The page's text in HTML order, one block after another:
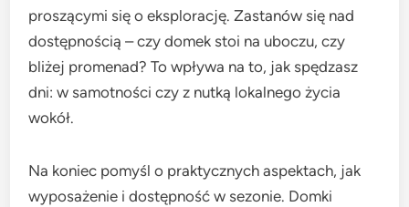
proszącymi się o eksplorację. Zastanów się nad
dostępnością – czy domek stoi na uboczu, czy
bliżej promenad? To wpływa na to, jak spędzasz
dni: w samotności czy z nutką lokalnego życia
wokół.
Na koniec pomyśl o praktycznych aspektach, jak
wyposażenie i dostępność w sezonie. Domki